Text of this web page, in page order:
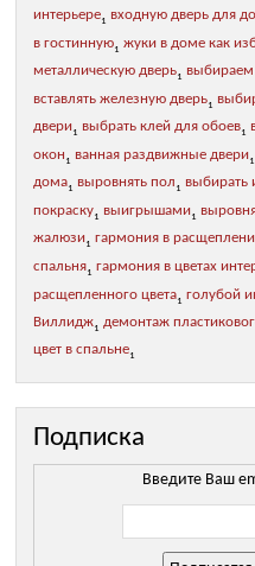
интерьере1 входную дверь для
в гостинную1 жуки в доме как
металлическую дверь1 выбираем
вставлять железную дверь1
двери1 выбрать клей для обоев1
окон 1 ванная раздвижные двери1
дома1 выровнять пол 1 выбирать
покраску1 выигрышами1
жалюзи1 гармония в
спальня1 гармония в цветах
расщепленного цвета1 голубой
Виллидж1 демонтаж
цвет в спальне1
Подписка
Введите Ваш